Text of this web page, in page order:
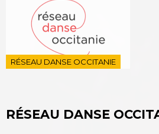
RÉSEAU DANSE OCCITANIE
RÉSEAU DANSE